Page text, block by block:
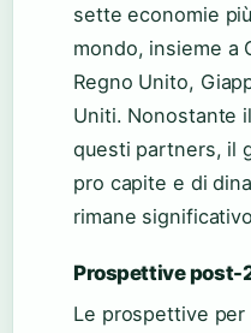
sette economie
mondo, insieme a
Regno Unito,
Uniti. Nonostante
questi partners, il
pro capite e di
rimane
Prospettive post-
Le prospettive per